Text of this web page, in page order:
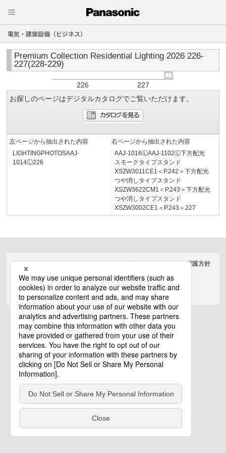
電気・建築設備（ビジネス）
Premium Collection Residential Lighting 2026 226-
227(228-229)
226
227
お探しのページはデジタルカタログでご覧いただけます。
左ページから抽出された内容
LIGHTINGPHOTOSAAJ-
1014Ⓛ226
右ページから抽出された内容
AAJ-1016ⓁAAJ-1102Ⓛ下方配光
スモークタイプスタンド
XSZW3011CE1＜P.242＞下方配光
つや消しタイプスタンド
XSZW3622CM1＜P.243＞下方配光
つや消しタイプスタンド
XSZW3002CE1＜P.243＞227
サイトのご利用にあたって クッキーポリシー 個人情報保護方針
電気・建築設備（ビジネス）
© Panasonic Electric Works Co., Ltd.